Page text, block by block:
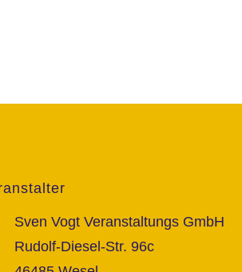
Sven Vogt Veranstaltungs GmbH
Rudolf-Diesel-Str. 96c